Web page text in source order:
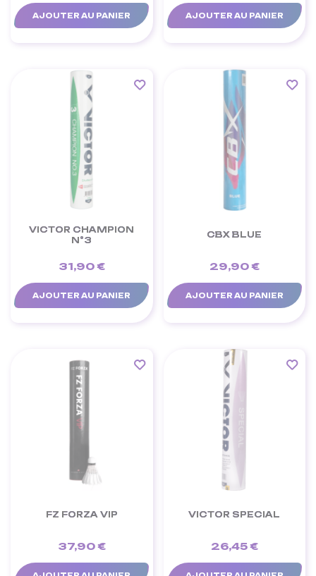
AJOUTER AU PANIER AJOUTER AU PANIER
VICTOR CHAMPION
N°3
31,90 €
AJOUTER AU PANIER
CBX BLUE
29,90 €
AJOUTER AU PANIER
FZ FORZA VIP
37,90 €
VICTOR SPECIAL
26,45 €